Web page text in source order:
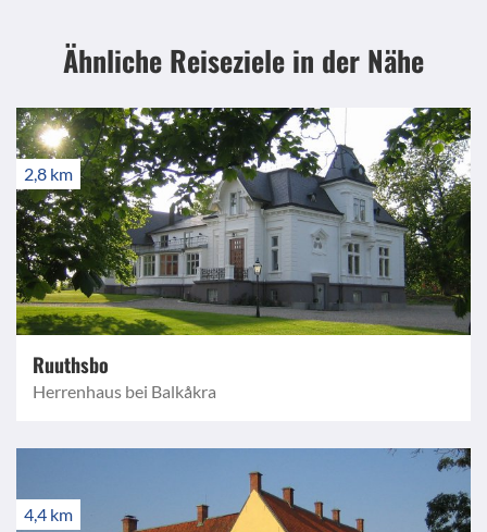
Ähnliche Reiseziele in der Nähe
2,8 km
Ruuthsbo
Herrenhaus bei Balkåkra
4,4 km